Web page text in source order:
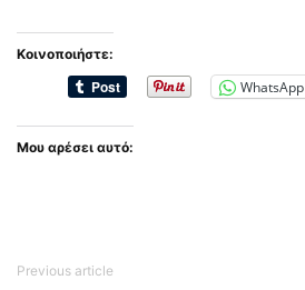
Κοινοποιήστε:
WhatsApp
Μου αρέσει αυτό:
Previous article